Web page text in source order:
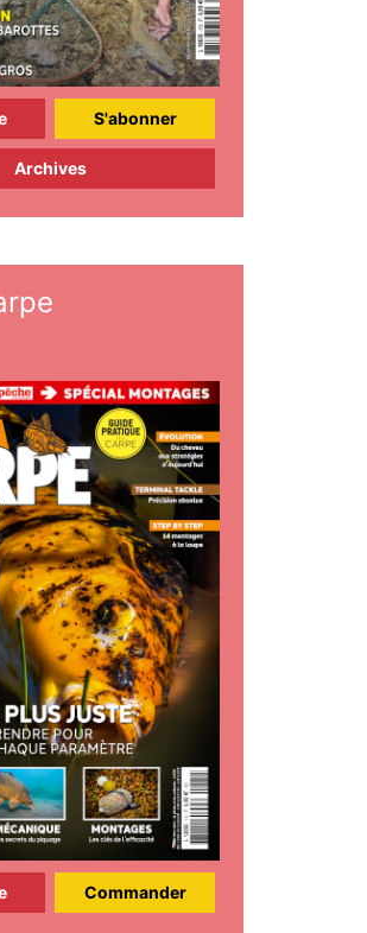
S'abonner
Archives
Commander